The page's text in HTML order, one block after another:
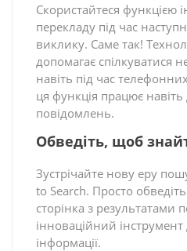
Скористайтеся функцією
перекладу під час
виклику. Саме так!
допомагає
навіть під час
ця функція працює навіть
повідомлень.
Обведіть, щоб
Зустрічайте нову еру
to Search. Просто обведіть
сторінка з результатами
інноваційний
інформації.